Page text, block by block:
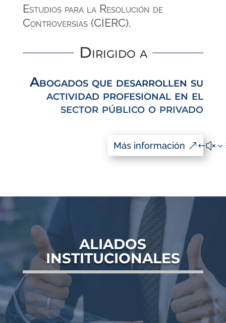
Estudios para la Resolución de
Controversias (CIERC).
Dirigido a
Abogados que desarrollen su
actividad profesional en el
sector público o privado
Más información
ALIADOS
INSTITUCIONALES